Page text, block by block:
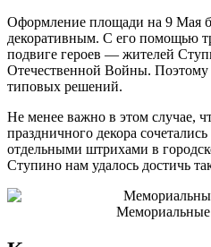
Оформление площади на 9 Мая
декоративным. С его помощью
подвиге героев — жителей
Отечественной Войны. Поэтому
типовых решений.
Не менее важно в этом случае,
праздничного декора
отдельными штрихами в
Ступино нам удалось достичь
Мемориальные